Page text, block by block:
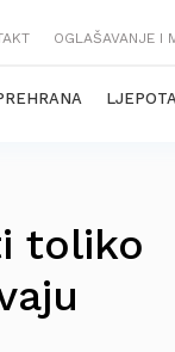
OGLAŠAVANJE I
toliko